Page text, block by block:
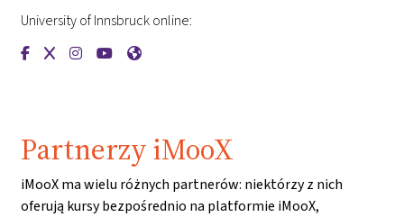
University of Innsbruck online:
{mlang de}Universität Innsbruck{mlang}{mlang
{mlang de}Universität Innsbruck{mlang}{mlang
{mlang de}Universität Innsbruck{mlang}{mlang
{mlang de}Universität
{mlang de}Universität
Partnerzy iMooX
iMooX ma wielu różnych partnerów: niektórzy z nich
oferują kursy bezpośrednio na platformie iMooX,